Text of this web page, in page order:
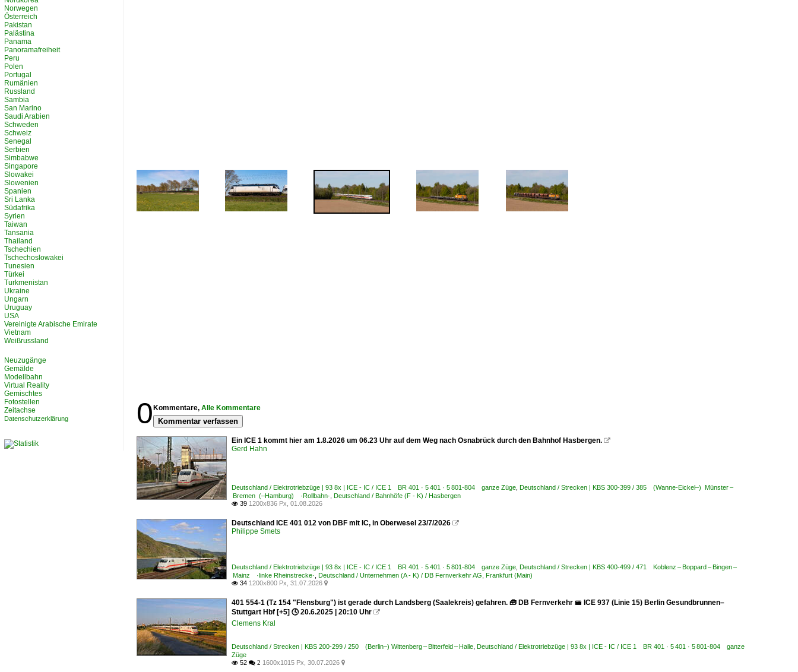
0 Kommentare, Alle Kommentare
Kommentar verfassen
Ein ICE 1 kommt hier am 1.8.2026 um 06.23 Uhr auf dem Weg nach Osnabrück durch den Bahnhof Hasbergen. 
Gerd Hahn
Deutschland / Elektrotriebzüge | 93 8x | ICE - IC / ICE 1 BR 401 · 5 401 · 5 801-804 ganze Züge Deutschland / Strecken | KBS 300-399 / 385 (Wanne-Eickel–) Münster –
Bremen (–Hamburg) ·Rollbahn· Deutschland / Bahnhöfe (F - K) / Hasbergen
 39 1200x836 Px, 01.08.2026
Deutschland ICE 401 012 von DBF mit IC, in Oberwesel 23/7/2026 
Philippe Smets
Deutschland / Elektrotriebzüge | 93 8x | ICE - IC / ICE 1 BR 401 · 5 401 · 5 801-804 ganze Züge Deutschland / Strecken | KBS 400-499 / 471 Koblenz – Boppard – Bingen –
Mainz ·linke Rheinstrecke· Deutschland / Unternehmen (A - K) / DB Fernverkehr AG, Frankfurt (Main)
 34 1200x800 Px, 31.07.2026 
401 554-1 (Tz 154 "Flensburg") ist gerade durch Landsberg (Saalekreis) gefahren. 🧰 DB Fernverkehr 🚝 ICE 937 (Linie 15) Berlin Gesundbrunnen–
Stuttgart Hbf [+5] 🕓 20.6.2025 | 20:10 Uhr 
Clemens Kral
Deutschland / Strecken | KBS 200-299 / 250 (Berlin–) Wittenberg – Bitterfeld – Halle Deutschland / Elektrotriebzüge | 93 8x | ICE - IC / ICE 1 BR 401 · 5 401 · 5 801-804 ganze
Züge
 52  2 1600x1015 Px, 30.07.2026 
Norwegen
Österreich
Pakistan
Palästina
Panama
Panoramafreiheit
Peru
Polen
Portugal
Rumänien
Russland
Sambia
San Marino
Saudi Arabien
Schweden
Schweiz
Senegal
Serbien
Simbabwe
Singapore
Slowakei
Slowenien
Spanien
Sri Lanka
Südafrika
Syrien
Taiwan
Tansania
Thailand
Tschechien
Tschechoslowakei
Tunesien
Türkei
Turkmenistan
Ukraine
Ungarn
Uruguay
USA
Vereinigte Arabische Emirate
Vietnam
Weißrussland
Neuzugänge
Gemälde
Modellbahn
Virtual Reality
Gemischtes
Fotostellen
Zeitachse
Datenschutzerklärung